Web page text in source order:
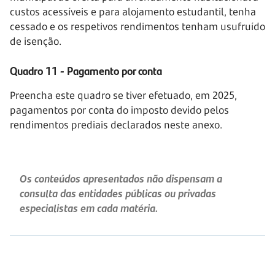
custos acessíveis e para alojamento estudantil, tenha
cessado e os respetivos rendimentos tenham usufruído
de isenção.
Quadro 11 - Pagamento por conta
Preencha este quadro se tiver efetuado, em 2025,
pagamentos por conta do imposto devido pelos
rendimentos prediais declarados neste anexo.
Os conteúdos apresentados não dispensam a
consulta das entidades públicas ou privadas
especialistas em cada matéria.